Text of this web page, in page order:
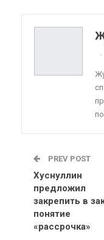
Telegram
PREV POST
Хуснуллин
предложил
закрепить в
понятие
«рассрочка»